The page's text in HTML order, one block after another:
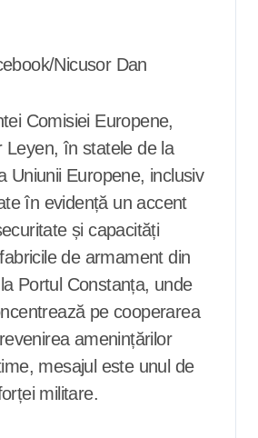
Nicusor Dan
Comisiei Europene,
Leyen, în statele de la
Uniunii Europene, inclusiv
în evidență un accent
și capacități
de armament din
Portul Constanța, unde
pe cooperarea
amenințărilor
mesajul este unul de
militare.